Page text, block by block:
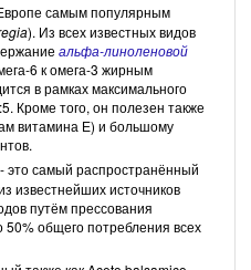
самым популярным
). Из всех известных видов
альфа-линоленовой
6 к омега-3 жирным
в рамках максимального
Кроме того, он полезен также
витамина Е) и большому
это самый распространённый
известнейших источников
путём прессования
50% общего потребления всех